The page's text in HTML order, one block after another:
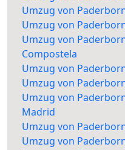
Umzug von
Umzug von
Umzug von
Compostela
Umzug von
Umzug von
Umzug von
Madrid
Umzug von
Umzug von